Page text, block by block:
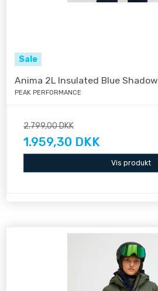
Sale
Anima 2L Insulated Blue Shadow
PEAK PERFORMANCE
2.799,00 DKK
1.959,30 DKK
Vis produkt